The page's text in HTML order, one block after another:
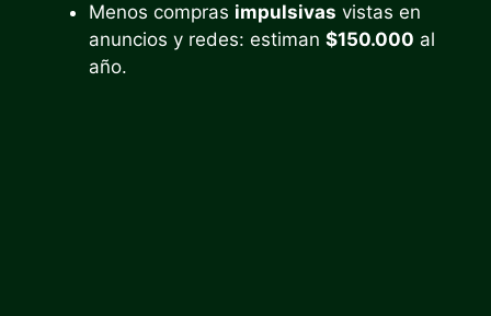
Menos compras impulsivas vistas en
anuncios y redes: estiman $150.000 al
año.